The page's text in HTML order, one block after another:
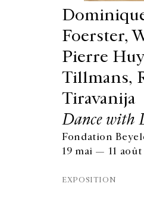
Foerster,
Pierre
Tillmans,
Tiravanija
Dance with
Fondation
19 mai — 11
EXPOSITION
GALERIE CHANTAL
+33 1 42 77 38 87